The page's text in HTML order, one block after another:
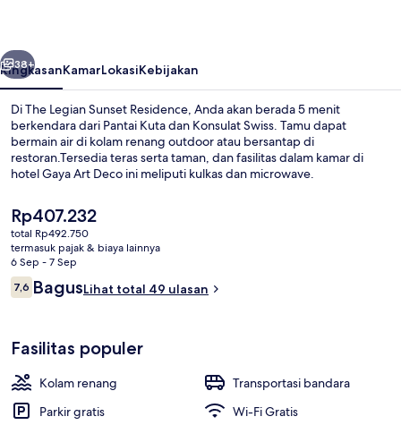
Berikutnya
38+
RingkasanKamarLokasiKebijakan
Di The Legian Sunset Residence, Anda akan berada 5 menit
berkendara dari Pantai Kuta dan Konsulat Swiss. Tamu dapat
bermain air di kolam renang outdoor atau bersantap di
restoran.Tersedia teras serta taman, dan fasilitas dalam kamar di
hotel Gaya Art Deco ini meliputi kulkas dan microwave.
Harga
saat
ini
Rp407.232
Rp407.232
total Rp492.750
termasuk pajak & biaya lainnya
6 Sep - 7 Sep
Ulasan
7,67,6 dari 10
BagusLihat total 49 ulasan
Fasilitas populer
Kolam renang
Transportasi bandara
Parkir gratis
Wi-Fi Gratis